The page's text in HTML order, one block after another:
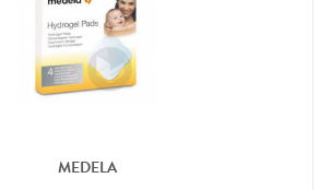
MEDELA